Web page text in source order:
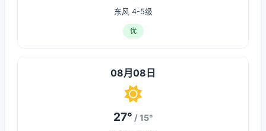
东风 4-5级
优
08月08日
27° / 15°